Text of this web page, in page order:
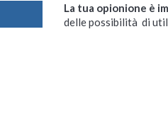
La tua opionione è
delle possibilità di